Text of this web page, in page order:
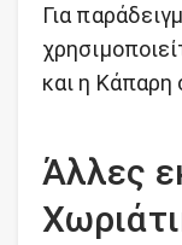
Για
και η Κάπαρη
Άλλες